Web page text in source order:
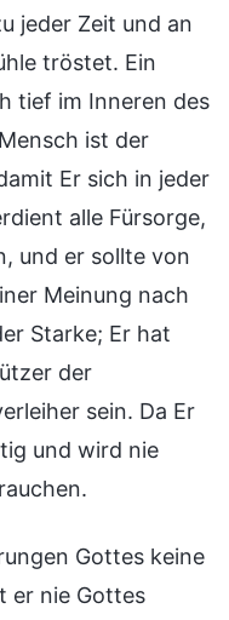
jeder Zeit und an
tröstet. Ein
tief im Inneren des
ist der
Er sich in jeder
alle Fürsorge,
und er sollte von
Meinung nach
Starke; Er hat
der
sein. Da Er
und wird nie
Gottes keine
er nie Gottes